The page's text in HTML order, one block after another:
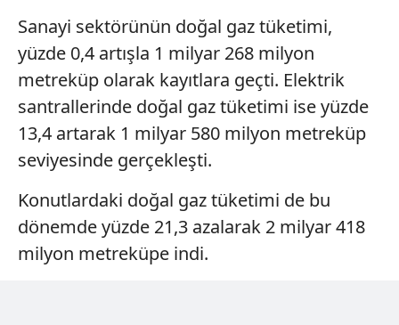
kılınması ve kişiselleştirilmesi ve sizlere yönelik
reklam/pazarlama faaliyetlerinin yapılması, amaçlarıyla
sınırlı olarak açık rızanız dahilinde kullanılacaktır.
Çerezlere ilişkin tercihlerinizi aşağıda yer alan panel
vasıtasıyla belirleyebilirsiniz. Çerezlere ilişkin detaylı bilgi
için Ayarlar butonuna tıklayabilir,
6698 sayılı Kişisel Verilerin Korunması Kanunu uyarınca
hazırlanmış Aydınlatma Metnimizi okumak ve sitemizde
ilgili mevzuata uygun olarak kullanılan çerezlerle ilgili bilgi
Sanayi sektörünün doğal gaz tüketimi,
yüzde 0,4 artışla 1 milyar 268 milyon
metreküp olarak kayıtlara geçti. Elektrik
santrallerinde doğal gaz tüketimi ise yüzde
13,4 artarak 1 milyar 580 milyon metreküp
seviyesinde gerçekleşti.
Konutlardaki doğal gaz tüketimi de bu
dönemde yüzde 21,3 azalarak 2 milyar 418
milyon metreküpe indi.